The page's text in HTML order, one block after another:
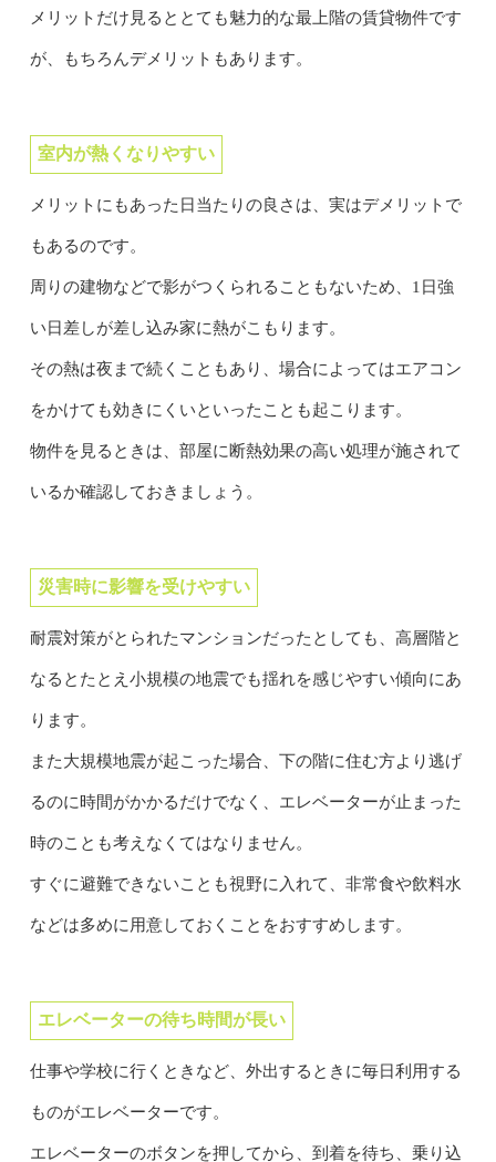
メリットだけ見るととても魅力的な最上階の賃貸物件です
が、もちろんデメリットもあります。
室内が熱くなりやすい
メリットにもあった日当たりの良さは、実はデメリットで
もあるのです。
周りの建物などで影がつくられることもないため、1日強
い日差しが差し込み家に熱がこもります。
その熱は夜まで続くこともあり、場合によってはエアコン
をかけても効きにくいといったことも起こります。
物件を見るときは、部屋に断熱効果の高い処理が施されて
いるか確認しておきましょう。
災害時に影響を受けやすい
耐震対策がとられたマンションだったとしても、高層階と
なるとたとえ小規模の地震でも揺れを感じやすい傾向にあ
ります。
また大規模地震が起こった場合、下の階に住む方より逃げ
るのに時間がかかるだけでなく、エレベーターが止まった
時のことも考えなくてはなりません。
すぐに避難できないことも視野に入れて、非常食や飲料水
などは多めに用意しておくことをおすすめします。
エレベーターの待ち時間が長い
仕事や学校に行くときなど、外出するときに毎日利用する
ものがエレベーターです。
エレベーターのボタンを押してから、到着を待ち、乗り込